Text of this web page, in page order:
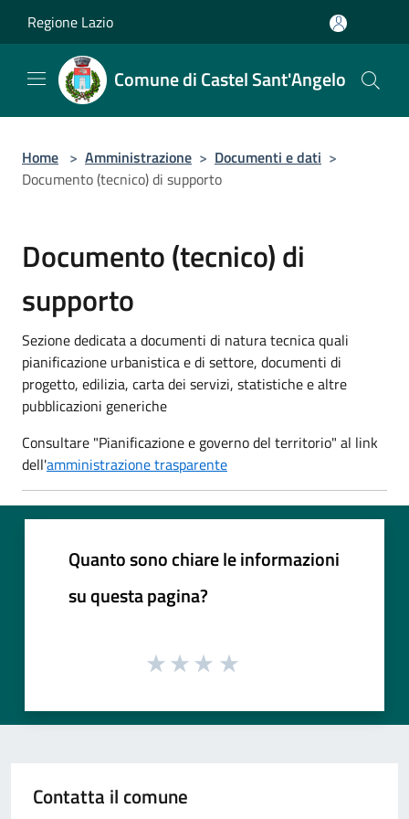
Regione Lazio
Comune di Castel Sant'Angelo
Home > Amministrazione > Documenti e dati >
Documento (tecnico) di supporto
Documento (tecnico) di
supporto
Sezione dedicata a documenti di natura tecnica quali
pianificazione urbanistica e di settore, documenti di
progetto, edilizia, carta dei servizi, statistiche e altre
pubblicazioni generiche
Consultare "Pianificazione e governo del territorio" al link
dell'amministrazione trasparente
Quanto sono chiare le informazioni
su questa pagina?
Contatta il comune